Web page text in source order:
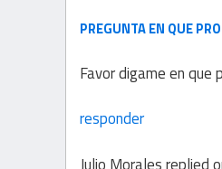
PREGUNTA EN QUE
Favor digame en que
responder
Julio Moralesreplied